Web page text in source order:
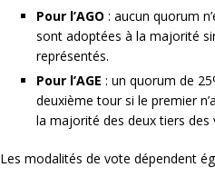
Pour l’AGO : aucun quorum
sont adoptées à la majorité
représentés.
Pour l’AGE : un quorum de
deuxième tour si le premier
la majorité des deux tiers des
Les modalités de vote dépendent